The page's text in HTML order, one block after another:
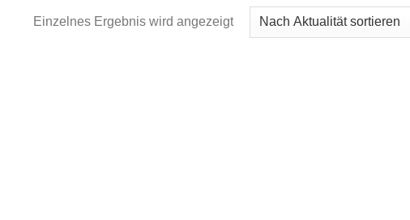
Einzelnes Ergebnis wird angezeigt